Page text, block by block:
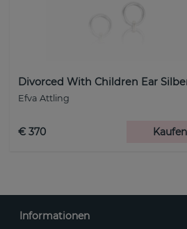
Divorced With Children Ear
Efva Attling
€ 370
Informationen